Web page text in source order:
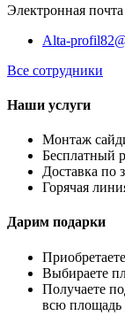
Электронная почта
Alta-
Все сотрудники
Наши услуги
Монтаж
Бесплатный
Доставка по
Горячая
Дарим подарки
Выбираете
Получаете
всю площадь